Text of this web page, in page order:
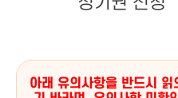
아래 유의사항을 반드시 읽